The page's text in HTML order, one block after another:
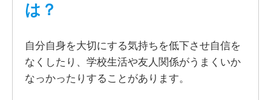
は？
自分自身を大切にする気持ちを低下させ自信を
なくしたり、学校生活や友人関係がうまくいか
なっかったりすることがあります。